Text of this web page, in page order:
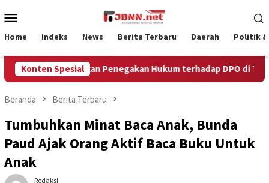
ke
Mobile
Home Indeks News Berita Terbaru Daerah Politik &
Konten Spesial
Lakukan Penegakan Hukum terhadap DPO di
Beranda Berita Terbaru
Tumbuhkan Minat Baca Anak, Bunda
Paud Ajak Orang Aktif Baca Buku Untuk
Anak
Redaksi